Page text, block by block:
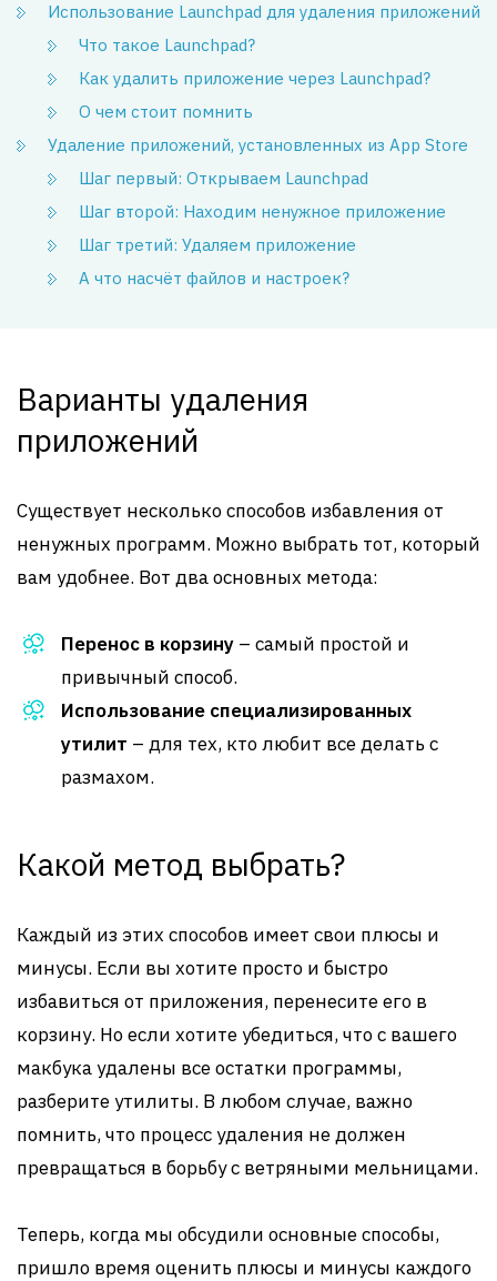
Использование Launchpad для удаления приложений
Что такое Launchpad?
Как удалить приложение через Launchpad?
О чем стоит помнить
Удаление приложений, установленных из App Store
Шаг первый: Открываем Launchpad
Шаг второй: Находим ненужное приложение
Шаг третий: Удаляем приложение
А что насчёт файлов и настроек?
Варианты удаления
приложений
Существует несколько способов избавления от
ненужных программ. Можно выбрать тот, который
вам удобнее. Вот два основных метода:
Перенос в корзину – самый простой и
привычный способ.
Использование специализированных
утилит – для тех, кто любит все делать с
размахом.
Какой метод выбрать?
Каждый из этих способов имеет свои плюсы и
минусы. Если вы хотите просто и быстро
избавиться от приложения, перенесите его в
корзину. Но если хотите убедиться, что с вашего
макбука удалены все остатки программы,
разберите утилиты. В любом случае, важно
помнить, что процесс удаления не должен
превращаться в борьбу с ветряными мельницами.
Теперь, когда мы обсудили основные способы,
пришло время оценить плюсы и минусы каждого